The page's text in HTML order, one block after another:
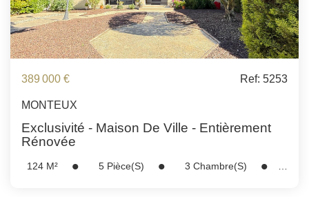
389 000 € Ref: 5253
MONTEUX
Exclusivité - Maison De Ville - Entièrement
Rénovée
124 M² 5 Pièce(s) 3 Chambre(s)